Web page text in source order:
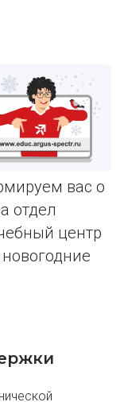
вас о
отдел
центр